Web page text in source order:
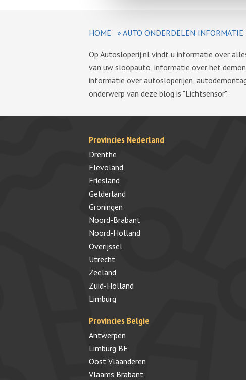
HOME » AUTO ONDERDELEN INFORMATIE
Op Autosloperij.nl vindt u informatie over
van uw sloopauto, informatie over het
informatie over autosloperijen,
onderwerp van deze blog is "Lichtsensor".
Provincies Nederland
Drenthe
Flevoland
Friesland
Gelderland
Groningen
Noord-Brabant
Noord-Holland
Overijssel
Utrecht
Zeeland
Zuid-Holland
Limburg
Provincies Belgie
Antwerpen
Limburg BE
Oost Vlaanderen
Vlaams Brabant